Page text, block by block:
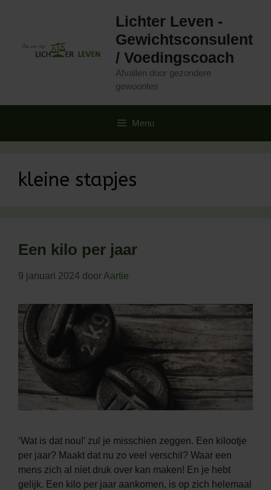
inhoud
Lichter Leven -
Gewichtsconsulent
/ Voedingscoach
Afvallen door gezondere
gewoontes
Menu
kleine stapjes
Een kilo per jaar
9 januari 2024 door Aartie
‘Wat is dat nou!’ zul je misschien zeggen. Een kilootje
per jaar? Maakt dat nu zo veel verschil? Waar een
mens zich al niet druk over kan maken! En je hebt
gelijk. Een kilo per jaar aankomen, is op zich helemaal